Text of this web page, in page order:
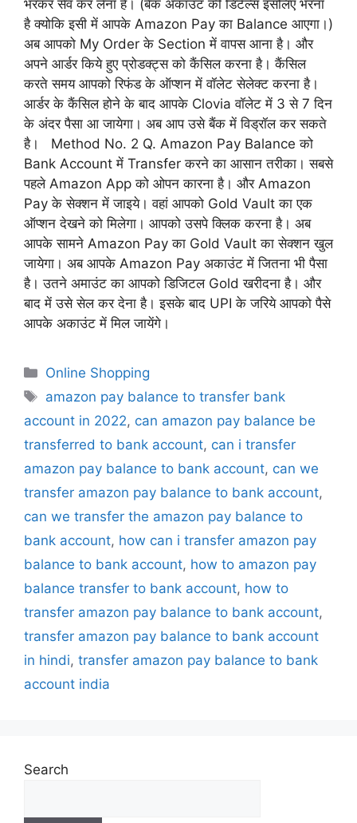
भरकर सेव कर लेना है। (बैंक अकाउंट की डिटेल्स इसलिए भरना
है क्योकि इसी में आपके Amazon Pay का Balance आएगा।)
अब आपको My Order के Section में वापस आना है। और
अपने आर्डर किये हुए प्रोडक्ट्स को कैंसिल करना है। कैंसिल
करते समय आपको रिफंड के ऑप्शन में वॉलेट सेलेक्ट करना है।
आर्डर के कैंसिल होने के बाद आपके Clovia वॉलेट में 3 से 7 दिन
के अंदर पैसा आ जायेगा। अब आप उसे बैंक में विड्रॉल कर सकते
है। Method No. 2 Q. Amazon Pay Balance को
Bank Account में Transfer करने का आसान तरीका। सबसे
पहले Amazon App को ओपन कारना है। और Amazon
Pay के सेक्शन में जाइये। वहां आपको Gold Vault का एक
ऑप्शन देखने को मिलेगा। आपको उसपे क्लिक करना है। अब
आपके सामने Amazon Pay का Gold Vault का सेक्शन खुल
जायेगा। अब आपके Amazon Pay अकाउंट में जितना भी पैसा
है। उतने अमाउंट का आपको डिजिटल Gold खरीदना है। और
बाद में उसे सेल कर देना है। इसके बाद UPI के जरिये आपको पैसे
आपके अकाउंट में मिल जायेंगे।
Online Shopping
amazon pay balance to transfer bank
account in 2022, can amazon pay balance be
transferred to bank account, can i transfer
amazon pay balance to bank account, can we
transfer amazon pay balance to bank account,
can we transfer the amazon pay balance to
bank account, how can i transfer amazon pay
balance to bank account, how to amazon pay
balance transfer to bank account, how to
transfer amazon pay balance to bank account,
transfer amazon pay balance to bank account
in hindi, transfer amazon pay balance to bank
account india
Search